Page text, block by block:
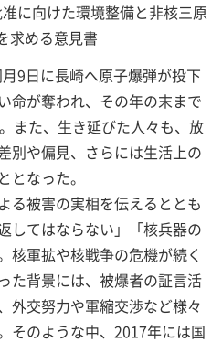
に向けた環境整備と非核三原
求める意見書
9日に長崎へ原子爆弾が投下
命が奪われ、その年の末まで
また、生き延びた人々も、放
別や偏見、さらには生活上の
となった。
る被害の実相を伝えるととも
してはならない」「核兵器の
核軍拡や核戦争の危機が続く
た背景には、被爆者の証言活
外交努力や軍縮交渉など様々
そのような中、2017年には国